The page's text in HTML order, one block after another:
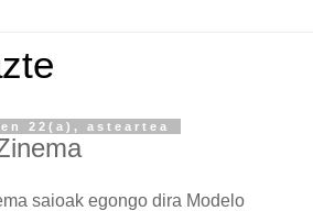
22(a), asteartea
saioak egongo dira Modelo